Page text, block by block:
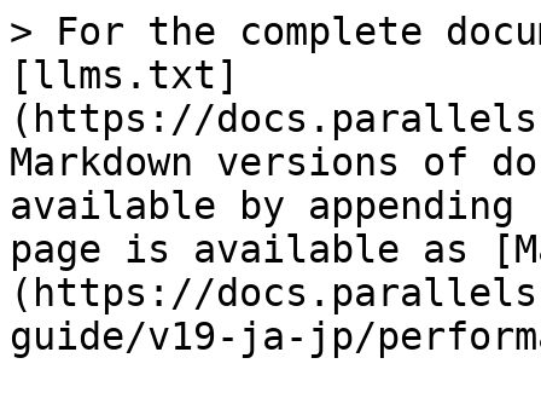
> For the complete
[llms.txt]
(https://
Markdown versions of
available by
page is available as
(https://
guide/v19-ja-jp/